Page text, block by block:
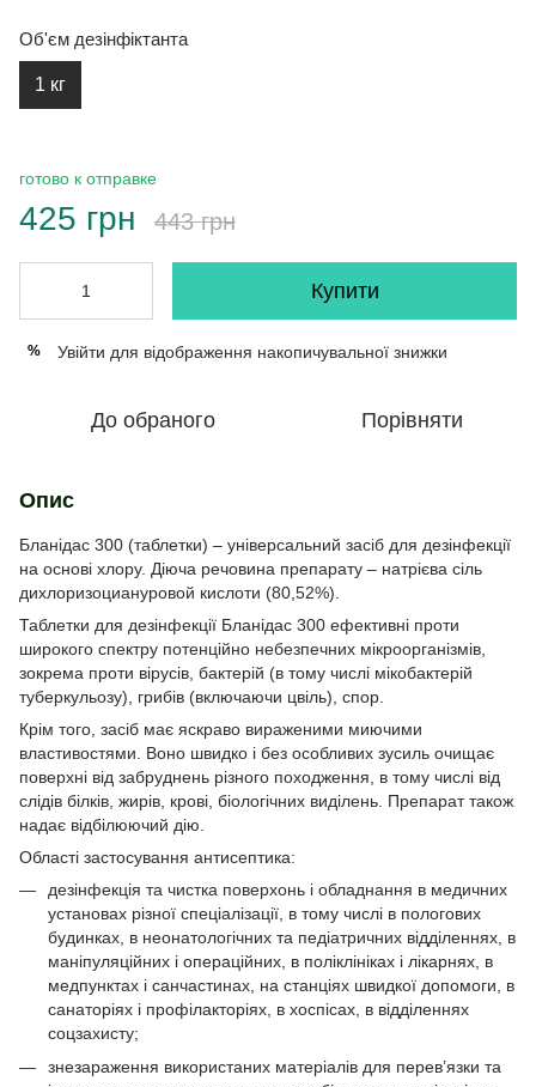
Об'єм дезінфіктанта
1 кг
готово к отправке
425 грн 443 грн
Купити
% Увійти для відображення накопичувальної знижки
До обраного Порівняти
Опис
Бланідас 300 (таблетки) – універсальний засіб для дезінфекції
на основі хлору. Діюча речовина препарату – натрієва сіль
дихлоризоциануровой кислоти (80,52%).
Таблетки для дезінфекції Бланідас 300 ефективні проти
широкого спектру потенційно небезпечних мікроорганізмів,
зокрема проти вірусів, бактерій (в тому числі мікобактерій
туберкульозу), грибів (включаючи цвіль), спор.
Крім того, засіб має яскраво вираженими миючими
властивостями. Воно швидко і без особливих зусиль очищає
поверхні від забруднень різного походження, в тому числі від
слідів білків, жирів, крові, біологічних виділень. Препарат також
надає відбілюючий дію.
Області застосування антисептика:
дезінфекція та чистка поверхонь і обладнання в медичних
установах різної спеціалізації, в тому числі в пологових
будинках, в неонатологічних та педіатричних відділеннях, в
маніпуляційних і операційних, в поліклініках і лікарнях, в
медпунктах і санчастинах, на станціях швидкої допомоги, в
санаторіях і профілакторіях, в хоспісах, в відділеннях
соцзахисту;
знезараження використаних матеріалів для перев’язки та